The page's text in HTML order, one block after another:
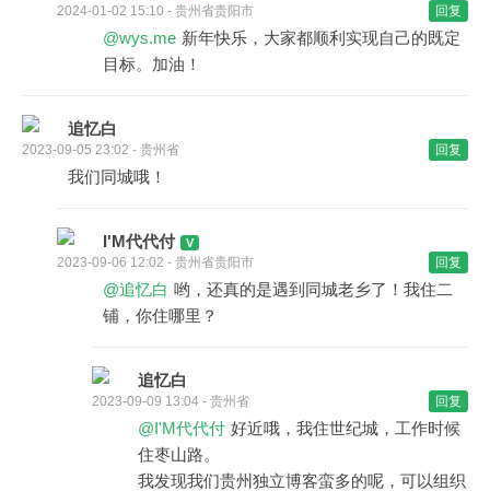
2024-01-02 15:10 - 贵州省贵阳市 回复
@wys.me 新年快乐，大家都顺利实现自己的既定
目标。加油！
追忆白
2023-09-05 23:02 - 贵州省 回复
我们同城哦！
I'M代代付
2023-09-06 12:02 - 贵州省贵阳市 回复
@追忆白 哟，还真的是遇到同城老乡了！我住二
铺，你住哪里？
追忆白
2023-09-09 13:04 - 贵州省 回复
@I'M代代付 好近哦，我住世纪城，工作时候
住枣山路。
我发现我们贵州独立博客蛮多的呢，可以组织